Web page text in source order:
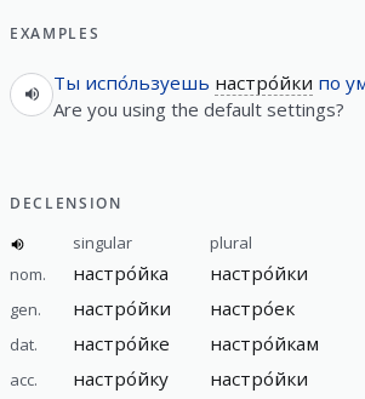
EXAMPLES
Ты испо́льзуешь настро́йки по
Are you using the default settings?
DECLENSION
singular
plural
nom.
настро́йка настро́йки
gen. настро́йки настро́ек
dat. настро́йке настро́йкам
acc. настро́йку настро́йки